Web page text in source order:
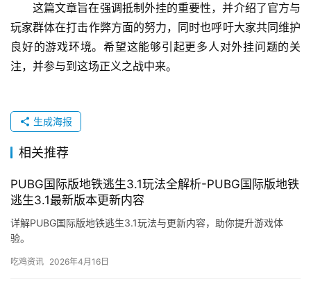
这篇文章旨在强调抵制外挂的重要性，并介绍了官方与
玩家群体在打击作弊方面的努力，同时也呼吁大家共同维护
良好的游戏环境。希望这能够引起更多人对外挂问题的关
注，并参与到这场正义之战中来。
生成海报
相关推荐
PUBG国际版地铁逃生3.1玩法全解析-PUBG国际版地铁
逃生3.1最新版本更新内容
详解PUBG国际版地铁逃生3.1玩法与更新内容，助你提升游戏体
验。
吃鸡资讯 2026年4月16日